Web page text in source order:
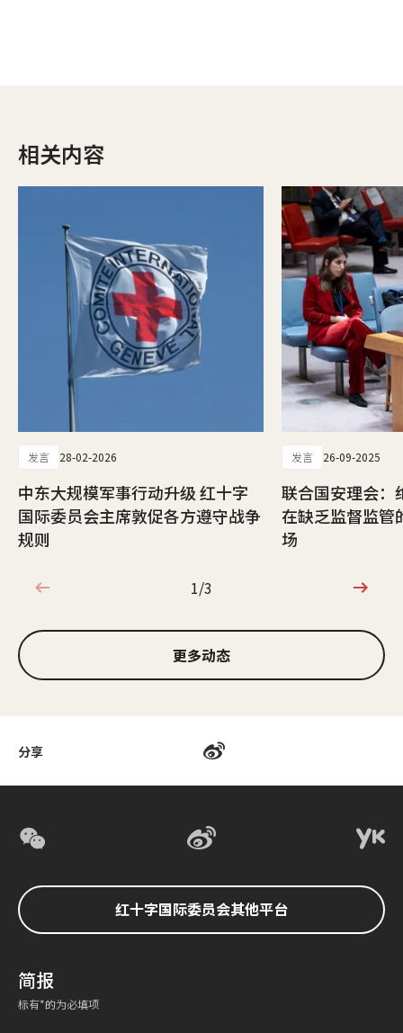
分享
相关内容
发言 28-02-2026
中东大规模军事行动升级 红十字
国际委员会主席敦促各方遵守战争
规则
发言 26-09-2025
联合国安理会：
在缺乏监督监管
场
1/3
1/3
更多动态
红十字国际委员会其他平台
简报
标有*的为必填项